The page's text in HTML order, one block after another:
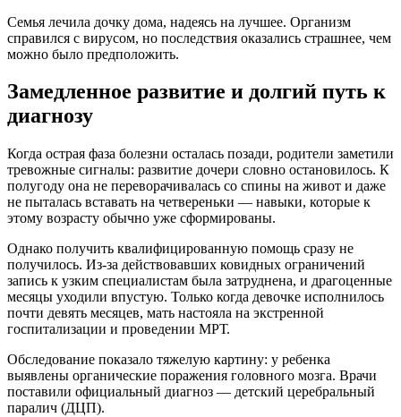
Семья лечила дочку дома, надеясь на лучшее. Организм
справился с вирусом, но последствия оказались страшнее, чем
можно было предположить.
Замедленное развитие и долгий путь к
диагнозу
Когда острая фаза болезни осталась позади, родители заметили
тревожные сигналы: развитие дочери словно остановилось. К
полугоду она не переворачивалась со спины на живот и даже
не пыталась вставать на четвереньки — навыки, которые к
этому возрасту обычно уже сформированы.
Однако получить квалифицированную помощь сразу не
получилось. Из-за действовавших ковидных ограничений
запись к узким специалистам была затруднена, и драгоценные
месяцы уходили впустую. Только когда девочке исполнилось
почти девять месяцев, мать настояла на экстренной
госпитализации и проведении МРТ.
Обследование показало тяжелую картину: у ребенка
выявлены органические поражения головного мозга. Врачи
поставили официальный диагноз — детский церебральный
паралич (ДЦП).